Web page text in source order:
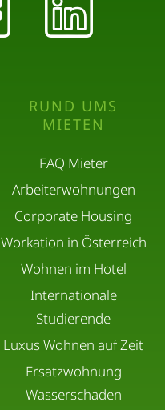
RUND UMS
MIETEN
FAQ Mieter
Arbeiterwohnungen
Corporate Housing
Workation in Österreich
Wohnen im Hotel
Internationale
Studierende
Luxus Wohnen auf Zeit
Ersatzwohnung
Wasserschaden